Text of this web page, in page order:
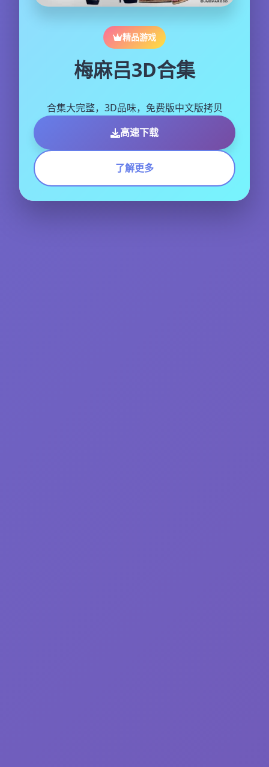
精品游戏
梅麻吕3D合集
合集大完整，3D品味，免费版中文版拷贝
高速下载
了解更多